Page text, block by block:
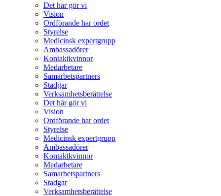
Det här gör vi
Vision
Ordförande har ordet
Styrelse
Medicinsk expertgrupp
Ambassadörer
Kontaktkvinnor
Medarbetare
Samarbetspartners
Stadgar
Verksamhetsberättelse
Det här gör vi
Vision
Ordförande har ordet
Styrelse
Medicinsk expertgrupp
Ambassadörer
Kontaktkvinnor
Medarbetare
Samarbetspartners
Stadgar
Verksamhetsberättelse